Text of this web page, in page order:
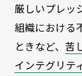
厳しいプレッ
組織における
ときなど、 苦
インテグリテ